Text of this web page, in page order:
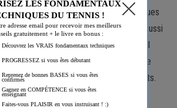
pas tout gagner, de laisser filer quelques
en accord avec lui-même ? Oui, mais aussi
de passer à côté de son potentiel
plus facilement faute de discipline, de
et peut-être un jour… d’avoir des regrets.
avoir tout donné. Ou au contraire, des